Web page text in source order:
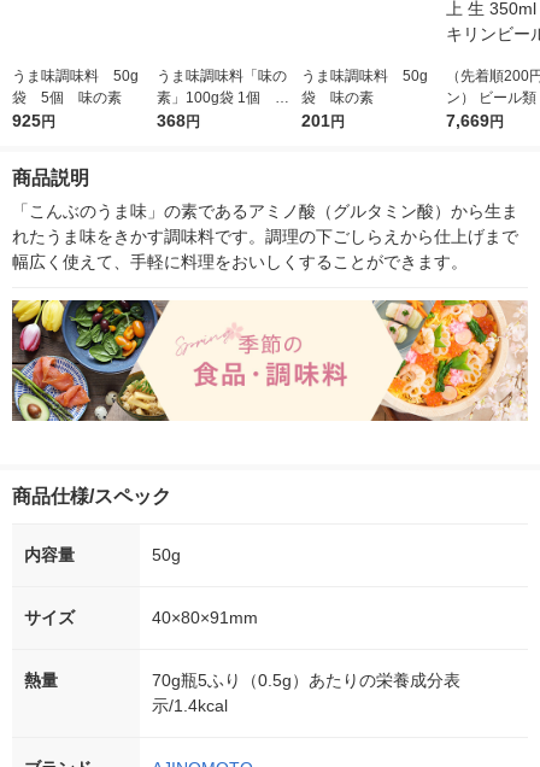
うま味調味料 50g
袋 5個 味の素
925円
うま味調味料「味の
素」100g袋 1個 味
の素
368円
うま味調味料 50g
袋 味の素
201円
（先着順200
ン） ビール
淡麗 極上 生
7,669円
商品説明
「こんぶのうま味」の素であるアミノ酸（グルタミン酸）から生ま
れたうま味をきかす調味料です。調理の下ごしらえから仕上げまで
幅広く使えて、手軽に料理をおいしくすることができます。
商品仕様/スペック
内容量 50g
サイズ 40×80×91mm
熱量
70g瓶5ふり（0.5g）あたりの栄養成分表
示/1.4kcal